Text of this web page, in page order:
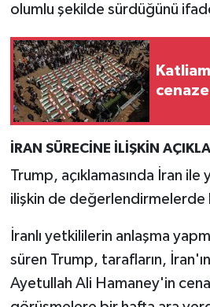
olumlu şekilde sürdüğünü
İRAN SÜRECİNE İLİŞKİN
Trump, açıklamasında İran
ilişkin de değerlendirmelerde
İranlı yetkililerin anlaşma
süren Trump, tarafların,
Ayetullah Ali Hamaney'in